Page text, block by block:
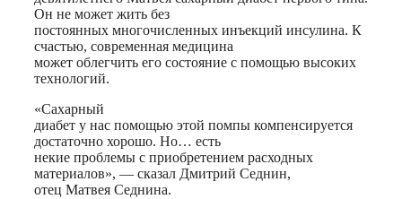
Он не может жить без
постоянных многочисленных инъекций инсулина. К
счастью, современная медицина
может облегчить его состояние с помощью высоких
технологий.
«Сахарный
диабет у нас помощью этой помпы компенсируется
достаточно хорошо. Но… есть
некие проблемы с приобретением расходных
материалов», — сказал Дмитрий Седнин,
отец Матвея Седнина.